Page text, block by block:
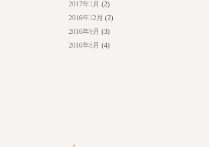
2017年1月 (2)
2016年12月 (2)
2016年9月 (3)
2016年8月 (4)